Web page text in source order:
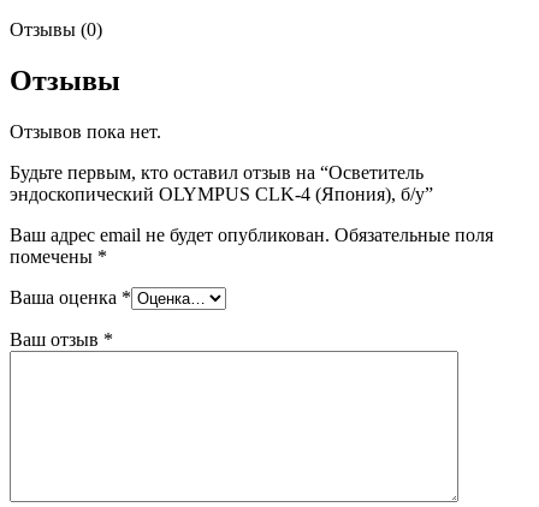
Отзывы (0)
Отзывы
Отзывов пока нет.
Будьте первым, кто оставил отзыв на “Осветитель
эндоскопический OLYMPUS CLK-4 (Япония), б/у”
Ваш адрес email не будет опубликован. Обязательные поля
помечены *
Ваша оценка *
Ваш отзыв *